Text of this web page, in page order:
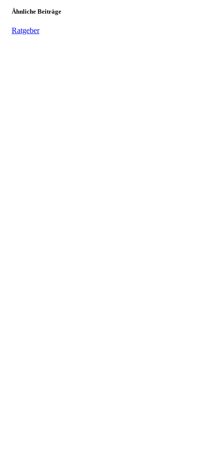
Ähnliche Beiträge
Ratgeber